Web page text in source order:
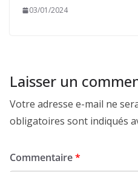
03/01/2024
Laisser un
Votre adresse e-mail ne
obligatoires sont indiqués
Commentaire*